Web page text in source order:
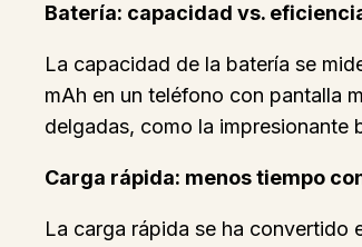
Batería: capacidad vs.
La capacidad de la batería se
mAh en un teléfono con pantalla
delgadas, como la impresionante
Carga rápida: menos tiempo
La carga rápida se ha convertido